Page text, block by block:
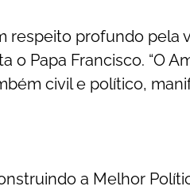
respeito profundo pela
o Papa Francisco. “O
civil e político,
a Melhor